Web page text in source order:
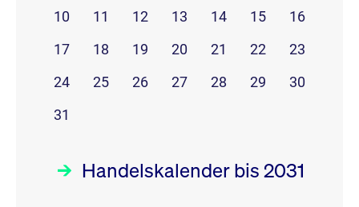
10 11 12 13 14 15
16
17
18 19 20 21 22
23
24
25 26 27 28 29
30
31
Handelskalender bis 2031